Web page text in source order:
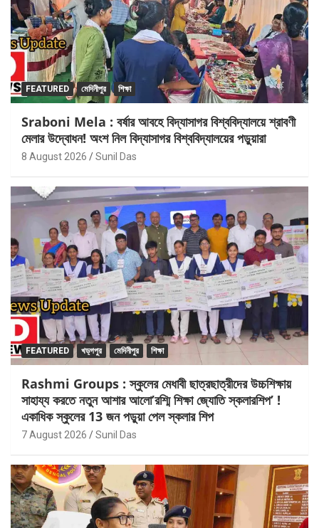
FEATURED মেদিনীপুর শিক্ষা
Sraboni Mela : বর্ষার আবহে বিদ্যাসাগর বিশ্ববিদ্যালয়ে শ্রাবণী
মেলার উদ্বোধন! অংশ নিল বিদ্যাসাগর বিশ্ববিদ্যালয়ের পড়ুয়ারা
8 August 2026 Sunil Das
FEATURED খড়্গপুর মেদিনীপুর শিক্ষা
Rashmi Groups : স্কুলের মেধাবী ছাত্রছাত্রীদের উচ্চশিক্ষায়
সাহায্য করতে নতুন আশার আলো’রশ্মি শিক্ষা জ্যোতি স্কলারশিপ’ !
একাধিক স্কুলের 13 জন পড়ুয়া পেল স্কলার শিপ
7 August 2026 Sunil Das